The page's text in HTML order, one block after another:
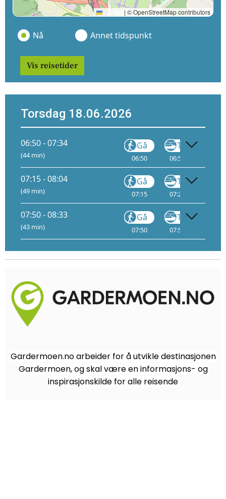
Leaflet | © OpenStreetMap contributors
Nå Annet tidspunkt
Vis reisetider
Torsdag 18.06.2026
06:50 - 07:34
(44 min)
Gå
06:50
Tog
06:55
07:15 - 08:04
(49 min)
Gå
07:15
Tog
07:20
07:50 - 08:33
(43 min)
Gå
07:50
Tog
07:55
Gardermoen.no arbeider for å utvikle destinasjonen
Gardermoen, og skal være en informasjons- og
inspirasjonskilde for alle reisende